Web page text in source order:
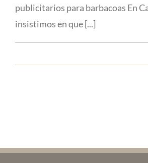
publicitarios para barbacoas En
insistimos en que [...]